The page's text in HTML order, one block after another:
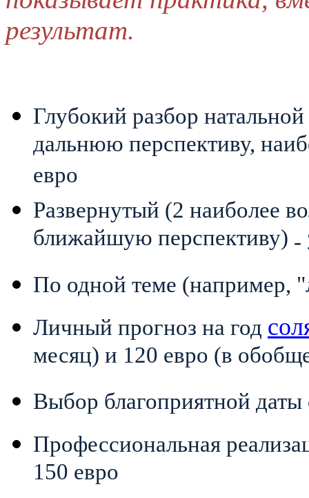
результат.
Глубокий разбор
дальнюю перспективу,
евро
Развернутый (2 наиболее
ближайшую перспективу) -
По одной теме (например,
Личный прогноз на год
месяц) и 120 евро (в
Выбор благоприятной
Профессиональная
150 евро